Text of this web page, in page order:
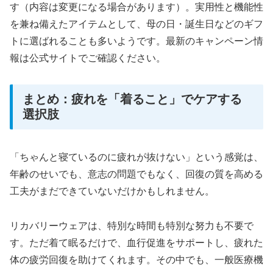
す（内容は変更になる場合があります）。実用性と機能性
を兼ね備えたアイテムとして、母の日・誕生日などのギフ
トに選ばれることも多いようです。最新のキャンペーン情
報は公式サイトでご確認ください。
まとめ：疲れを「着ること」でケアする
選択肢
「ちゃんと寝ているのに疲れが抜けない」という感覚は、
年齢のせいでも、意志の問題でもなく、回復の質を高める
工夫がまだできていないだけかもしれません。
リカバリーウェアは、特別な時間も特別な努力も不要で
す。ただ着て眠るだけで、血行促進をサポートし、疲れた
体の疲労回復を助けてくれます。その中でも、一般医療機